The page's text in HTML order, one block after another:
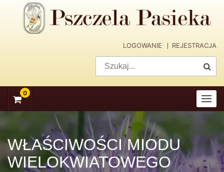
navigation
LOGOWANIE REJESTRACJA
0
WŁAŚCIWOŚCI MIODU
WIELOKWIATOWEGO